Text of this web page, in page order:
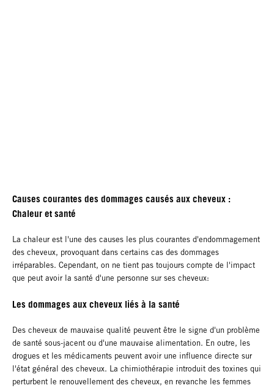
Causes courantes des dommages causés aux cheveux :
Chaleur et santé
La chaleur est l'une des causes les plus courantes d'endommagement
des cheveux, provoquant dans certains cas des dommages
irréparables. Cependant, on ne tient pas toujours compte de l'impact
que peut avoir la santé d'une personne sur ses cheveux:
Les dommages aux cheveux liés à la santé
Des cheveux de mauvaise qualité peuvent être le signe d'un problème
de santé sous-jacent ou d'une mauvaise alimentation. En outre, les
drogues et les médicaments peuvent avoir une influence directe sur
l'état général des cheveux. La chimiothérapie introduit des toxines qui
perturbent le renouvellement des cheveux, en revanche les femmes